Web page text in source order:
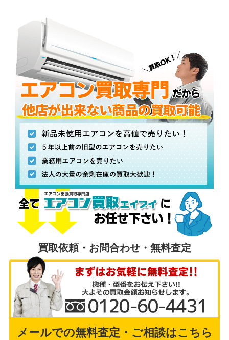
買取依頼・お問合わせ・無料査定
メールでの無料査定・ご相談はこちら